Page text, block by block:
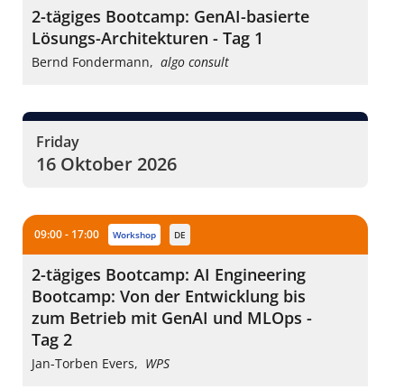
2-tägiges Bootcamp: GenAI-basierte
Lösungs-Architekturen - Tag 1
Bernd Fondermann, algo consult
Friday
16 Oktober 2026
09:00 - 17:00 workshop DE
2-tägiges Bootcamp: AI Engineering
Bootcamp: Von der Entwicklung bis
zum Betrieb mit GenAI und MLOps -
Tag 2
Jan-Torben Evers, WPS